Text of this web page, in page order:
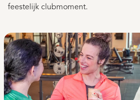
feestelijk clubmoment.